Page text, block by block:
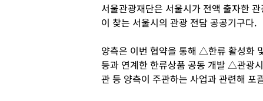
서울관광재단은 서울시가 전액 출자한
이 찾는 서울시의 관광 전담 공공기구다.
양측은 이번 협약을 통해 △한류 활성화
등과 연계한 한류상품 공동 개발 △관광
관 등 양측이 주관하는 사업과 관련해 포